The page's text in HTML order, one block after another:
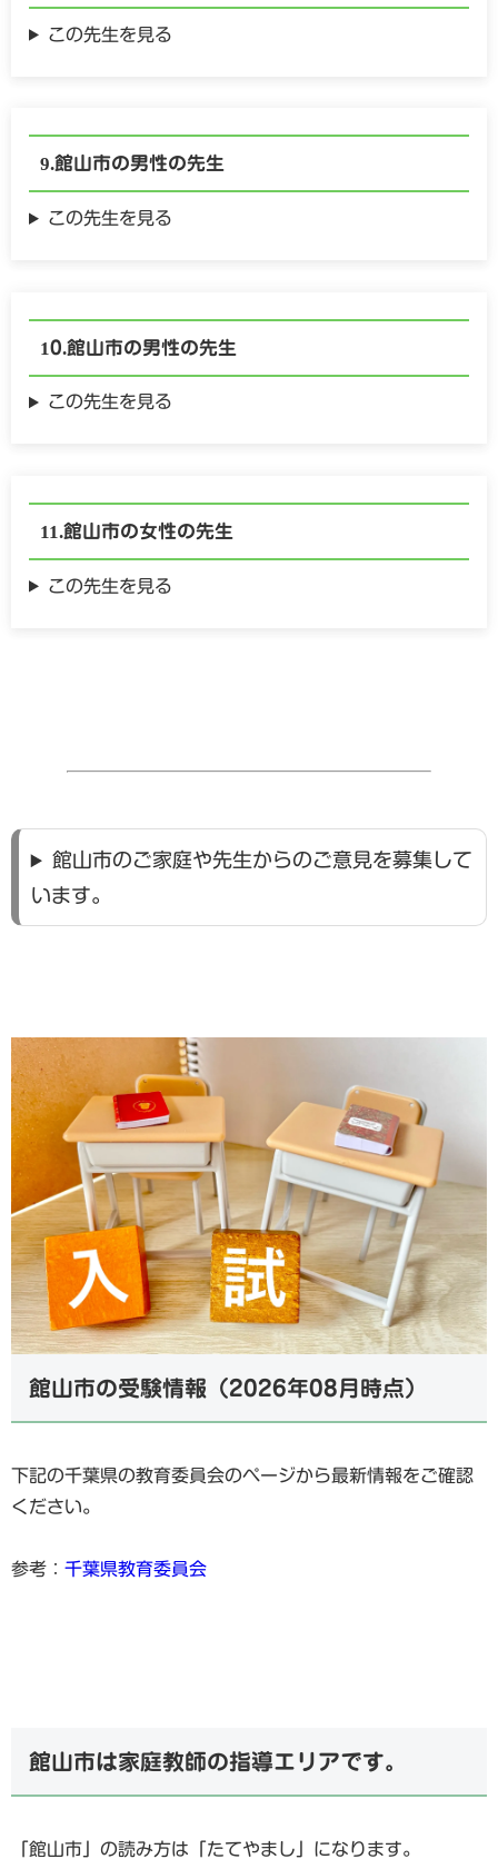
この先生を見る
館山市の男性の先生
この先生を見る
館山市の男性の先生
この先生を見る
館山市の女性の先生
この先生を見る
館山市のご家庭や先生からのご意見を募集して
います。
館山市の受験情報（2026年08月時点）
下記の千葉県の教育委員会のページから最新情報をご確認
ください。
参考： 千葉県教育委員会
館山市は家庭教師の指導エリアです。
「館山市」の読み方は「たてやまし」になります。